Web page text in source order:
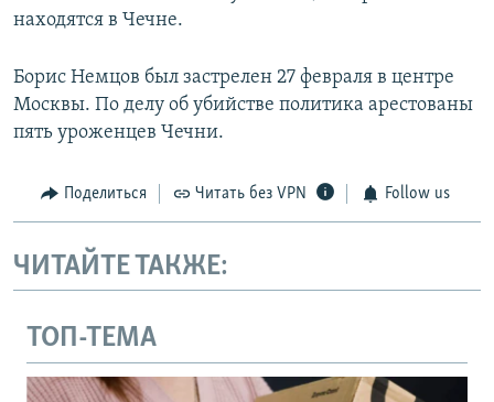
находятся в Чечне.
Борис Немцов был застрелен 27 февраля в центре
Москвы. По делу об убийстве политика арестованы
пять уроженцев Чечни.
Поделиться Читать без VPN Follow us
ЧИТАЙТЕ ТАКЖЕ:
ТОП-ТЕМА